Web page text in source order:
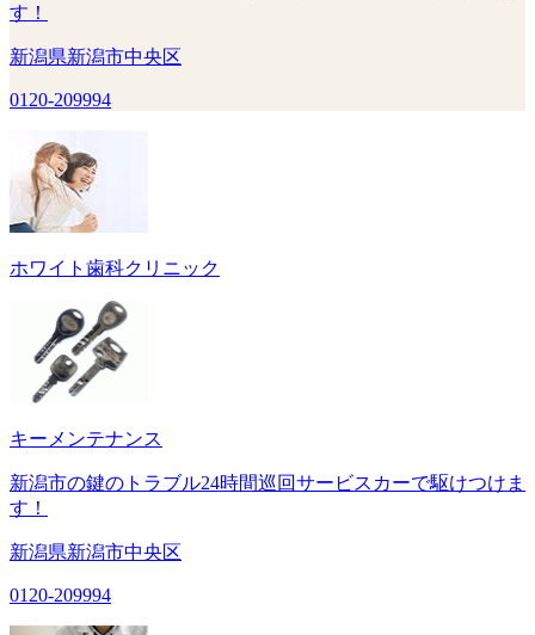
す！
新潟県新潟市中央区
0120-209994
ホワイト歯科クリニック
キーメンテナンス
新潟市の鍵のトラブル24時間巡回サービスカーで駆けつけま
す！
新潟県新潟市中央区
0120-209994